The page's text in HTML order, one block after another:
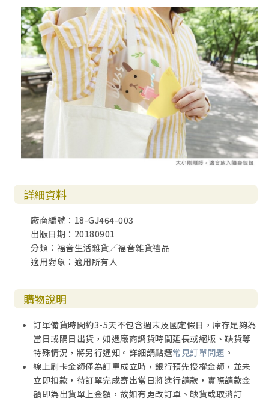
詳細資料
廠商編號：18-GJ464-003
出版日期：20180901
分類：福音生活雜貨／福音雜貨禮品
適用對象：適用所有人
購物說明
訂單備貨時間約3-5天不包含週末及國定假日，庫存足夠為
當日或隔日出貨，如遇廠商調貨時間延長或絕版、缺貨等
特殊情況，將另行通知。詳細請點選常見訂單問題 。
線上刷卡金額僅為訂單成立時，銀行預先授權金額，並未
立即扣款，待訂單完成寄出當日將進行請款，實際請款金
額即為出貨單上金額，故如有更改訂單、缺貨或取消訂